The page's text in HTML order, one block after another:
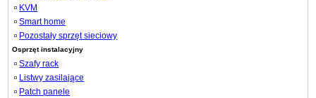
KVM
Smart home
Pozostały sprzęt sieciowy
Osprzęt instalacyjny
Szafy rack
Listwy zasilające
Patch panele